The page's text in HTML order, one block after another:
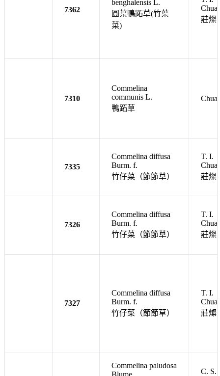
7362
benghalensis L.
圓葉鴨跖草(竹葉
菜)
莊燦
7310
Commelina
communis L.
鴨跖草
7335
Commelina diffusa
Burm. f.
竹仔菜（節節草）
T. I.
莊燦
7326
Commelina diffusa
Burm. f.
竹仔菜（節節草）
T. I.
莊燦
7327
Commelina diffusa
Burm. f.
竹仔菜（節節草）
T. I.
莊燦
Commelina paludosa
Blume
C. S.